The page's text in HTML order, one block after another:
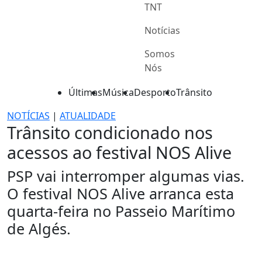
TNT
Notícias
Somos
Nós
ÚltimasMúsicaDesportoTrânsito
NOTÍCIAS | ATUALIDADE
Trânsito condicionado nos
acessos ao festival NOS Alive
PSP vai interromper algumas vias.
O festival NOS Alive arranca esta
quarta-feira no Passeio Marítimo
de Algés.